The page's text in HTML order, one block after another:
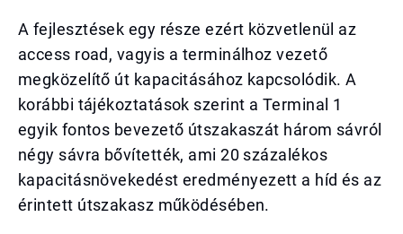
A fejlesztések egy része ezért közvetlenül az
access road, vagyis a terminálhoz vezető
megközelítő út kapacitásához kapcsolódik. A
korábbi tájékoztatások szerint a Terminal 1
egyik fontos bevezető útszakaszát három sávról
négy sávra bővítették, ami 20 százalékos
kapacitásnövekedést eredményezett a híd és az
érintett útszakasz működésében.